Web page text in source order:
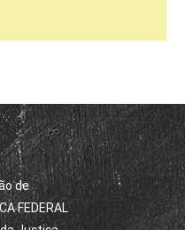
de
FEDERAL